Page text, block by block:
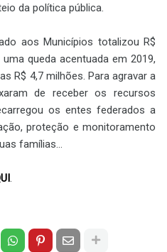
da política pública.
aos Municípios totalizou R$
queda acentuada em 2019,
R$ 4,7 milhões. Para agravar a
de receber os recursos
os entes federados a
proteção e monitoramento
famílias...
.